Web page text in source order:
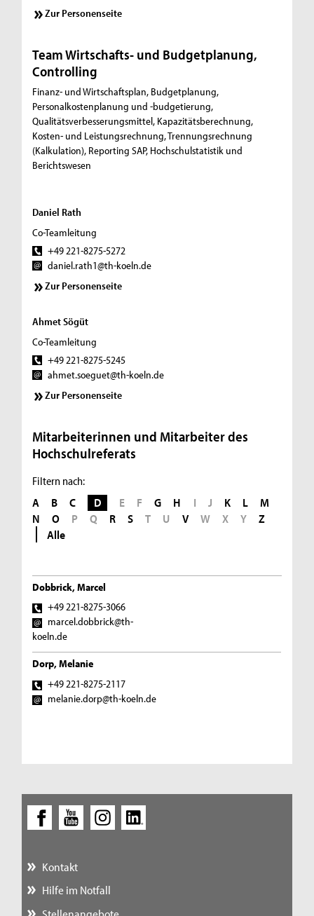
Zur Personenseite
Team Wirtschafts- und Budgetplanung,
Controlling
Finanz- und Wirtschaftsplan, Budgetplanung,
Personalkostenplanung und -budgetierung,
Qualitätsverbesserungsmittel, Kapazitätsberechnung,
Kosten- und Leistungsrechnung, Trennungsrechnung
(Kalkulation), Reporting SAP, Hochschulstatistik und
Berichtswesen
Daniel Rath
Co-Teamleitung
+49 221-8275-5272
daniel.rath1@th-koeln.de
Zur Personenseite
Ahmet Sögüt
Co-Teamleitung
+49 221-8275-5245
ahmet.soeguet@th-koeln.de
Zur Personenseite
Mitarbeiterinnen und Mitarbeiter des
Hochschulreferats
Filtern nach:
A B C D E F G H I J K L
M
N
O P Q R S T U V W X Y
Z
Alle
Dobbrick, Marcel
+49 221-8275-3066
marcel.dobbrick@th-
koeln.de
Dorp, Melanie
+49 221-8275-2117
melanie.dorp@th-koeln.de
Kontakt
Hilfe im Notfall